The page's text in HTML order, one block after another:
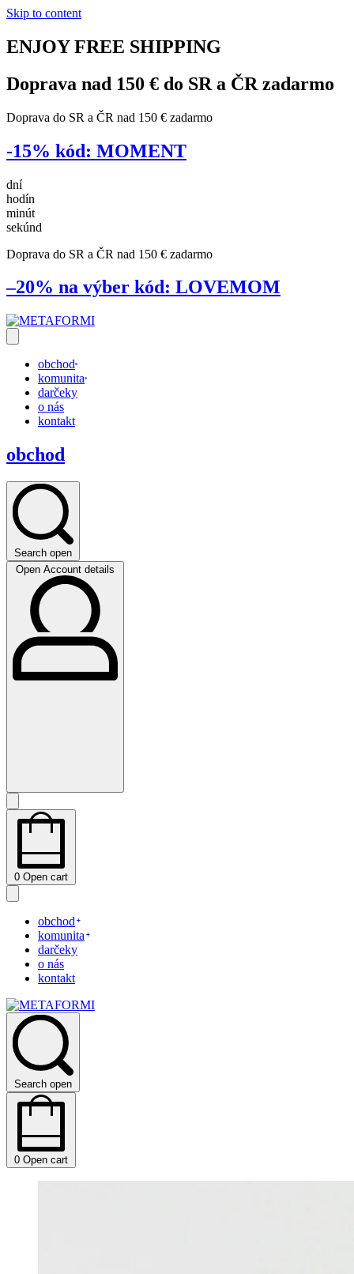
Skip to content
ENJOY FREE SHIPPING
Doprava nad 150 € do SR a ČR zadarmo
Doprava do SR a ČR nad 150 € zadarmo
-15% kód: MOMENT
dní
hodín
minút
sekúnd
Doprava do SR a ČR nad 150 € zadarmo
–20% na výber kód: LOVEMOM
obchod
komunita
darčeky
o nás
kontakt
obchod
Search open
Open Account details
0 Open cart
obchod
komunita
darčeky
o nás
kontakt
Search open
0 Open cart